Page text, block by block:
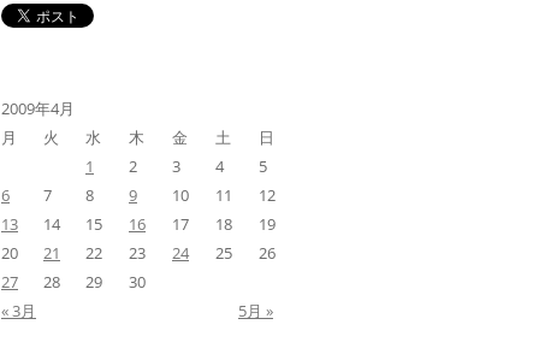
2009年4月
月
火 水 木 金 土
日
1
2 3 4
5
6
7 8 9 10 11
12
13
14 15 16 17 18
19
20
21 22 23 24 25
26
27
28 29
30
« 3月
5月 »